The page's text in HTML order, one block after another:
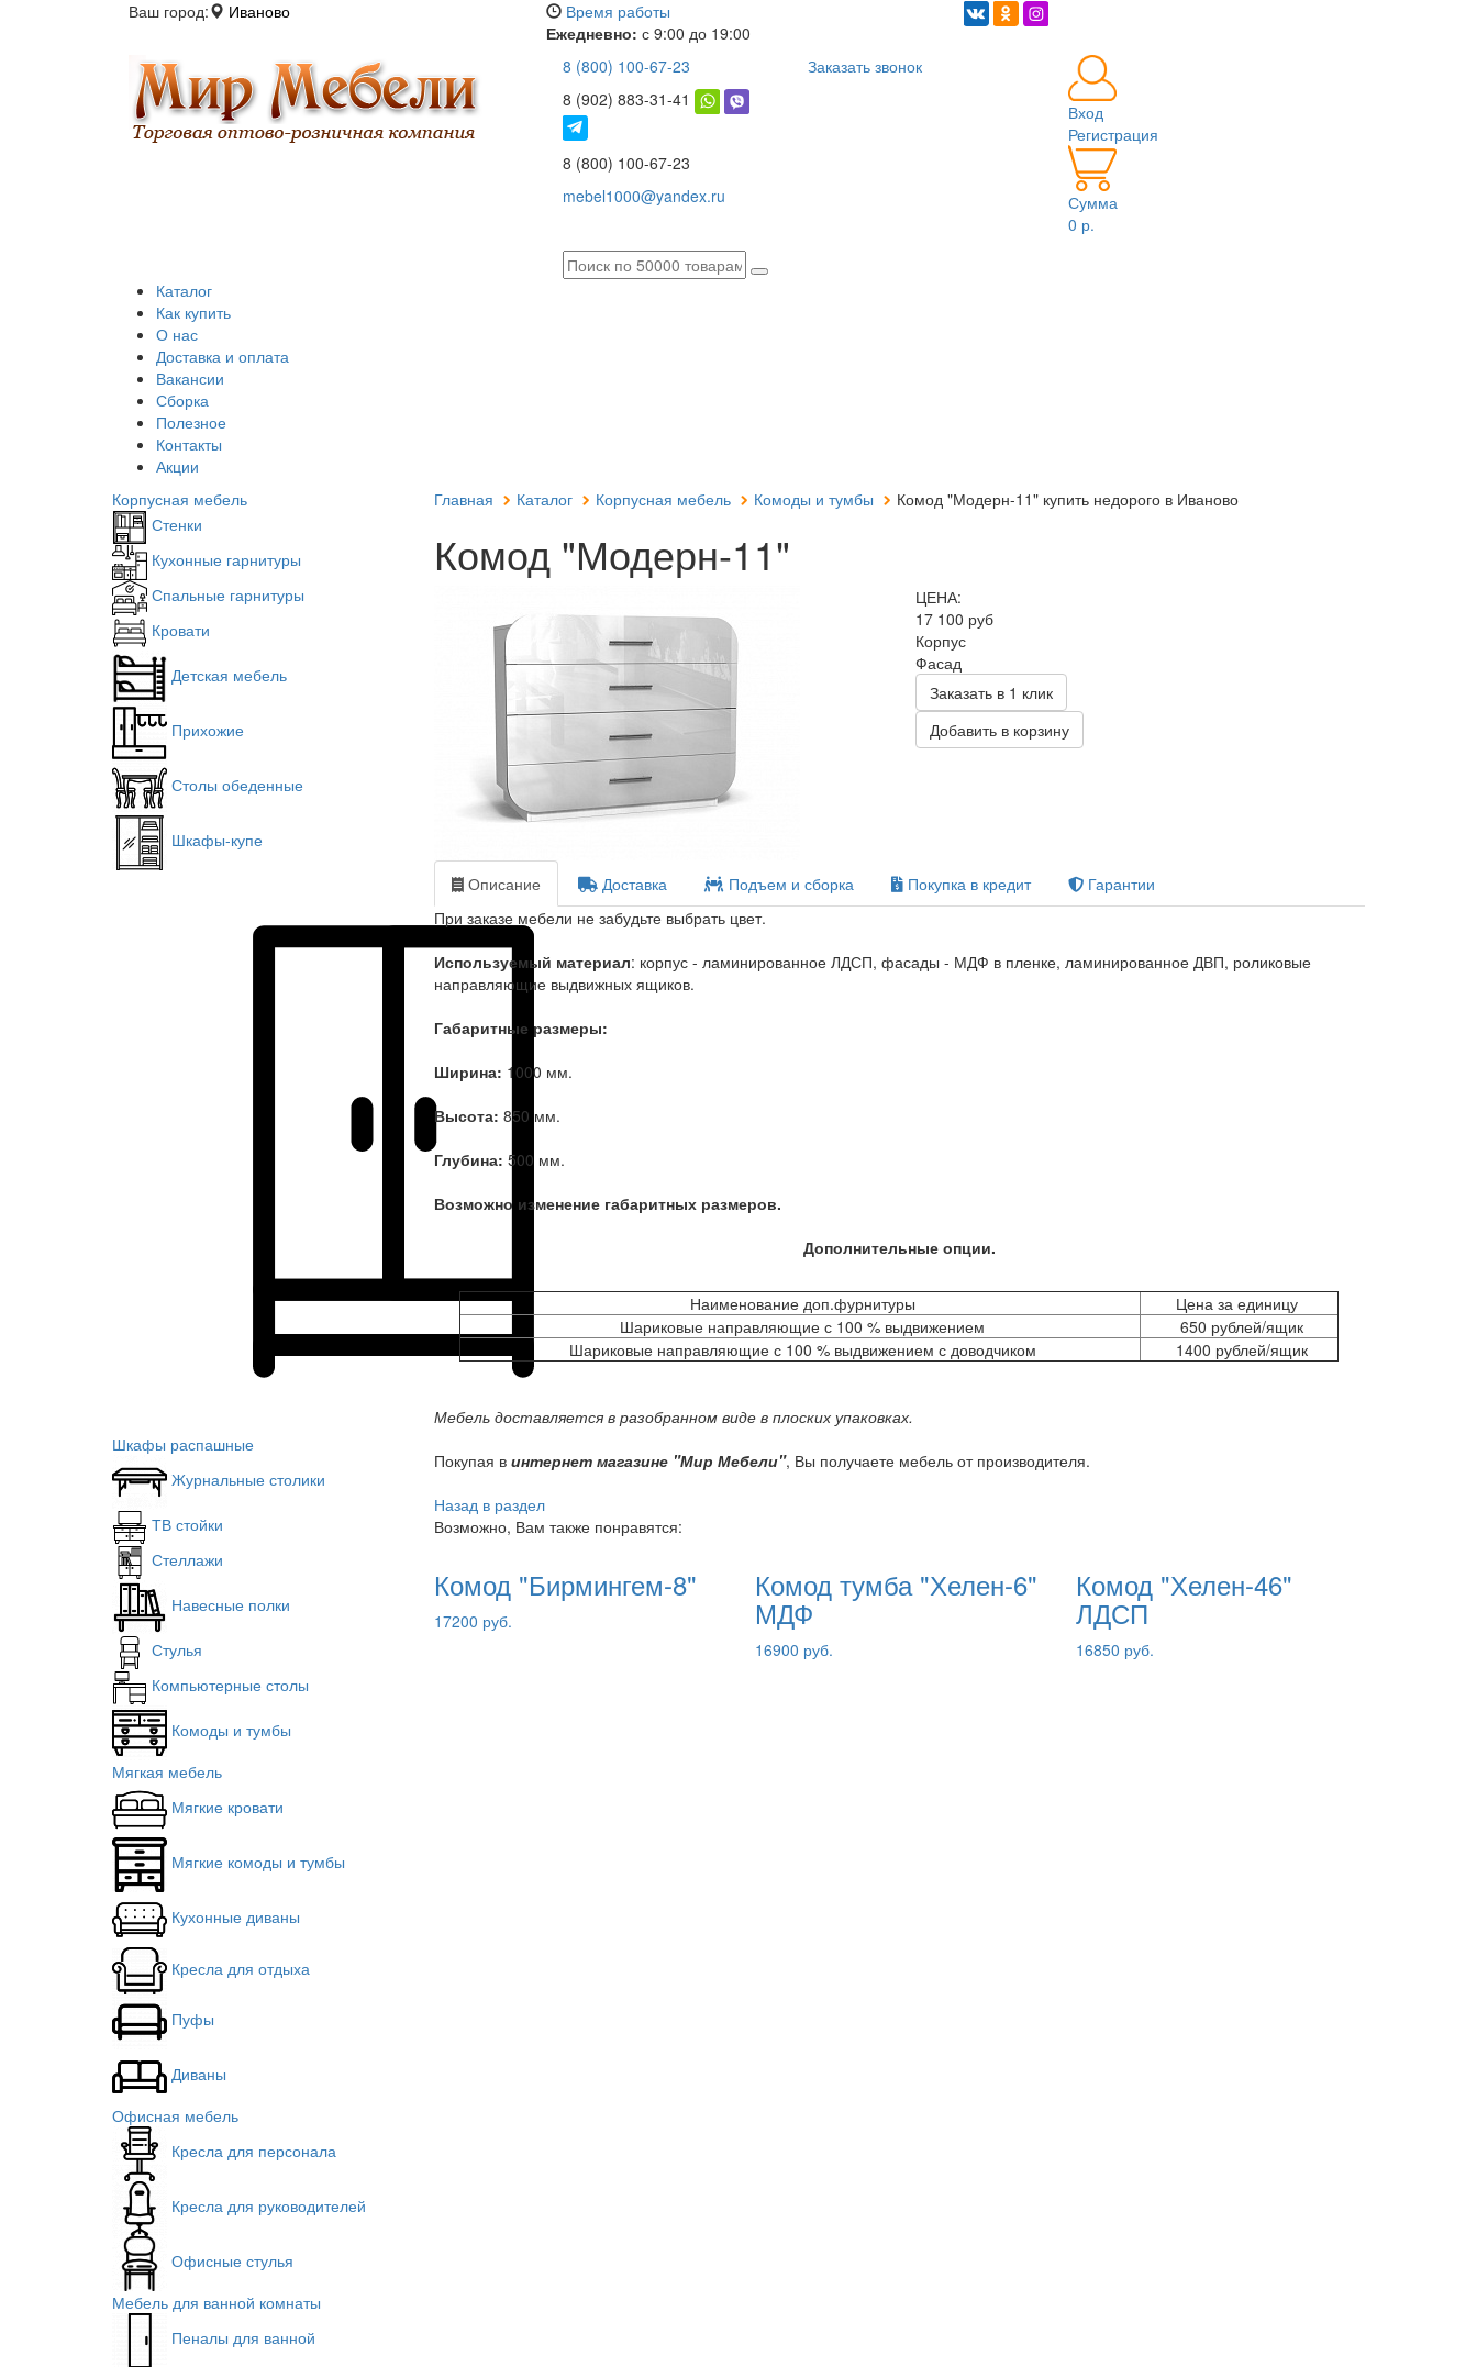
Ваш город: Иваново
Время работы
Ежедневно: с 9:00 до 19:00
8 (800) 100-67-23
8 (902) 883-31-41
8 (800) 100-67-23
mebel1000@yandex.ru
Заказать звонок
Вход
Регистрация
Сумма
0 р.
Каталог
Как купить
О нас
Доставка и оплата
Вакансии
Сборка
Полезное
Контакты
Акции
Корпусная мебель
Стенки
Кухонные гарнитуры
Спальные гарнитуры
Кровати
Детская мебель
Прихожие
Столы обеденные
Шкафы-купе
Шкафы распашные
Журнальные столики
ТВ стойки
Стеллажи
Навесные полки
Стулья
Компьютерные столы
Комоды и тумбы
Мягкая мебель
Мягкие кровати
Мягкие комоды и тумбы
Кухонные диваны
Кресла для отдыха
Пуфы
Диваны
Офисная мебель
Кресла для персонала
Кресла для руководителей
Офисные стулья
Мебель для ванной комнаты
Пеналы для ванной
Главная Каталог Корпусная мебель Комоды и тумбы Комод "Модерн-11" купить недорого в Иваново
Комод "Модерн-11"
ЦЕНА:
17 100 руб
Корпус
Фасад
Заказать в 1 клик
Добавить в корзину
Описание Доставка Подъем и сборка Покупка в кредит
Гарантии
При заказе мебели не забудьте выбрать цвет.
Используемый материал: корпус - ламинированное ЛДСП, фасады - МДФ в пленке, ламинированное ДВП, роликовые
направляющие выдвижных ящиков.
Габаритные размеры:
Ширина: 1000 мм.
Высота: 850 мм.
Глубина: 500 мм.
Возможно изменение габаритных размеров.
Дополнительные опции.
Наименование доп.фурнитуры
Цена за единицу
Шариковые направляющие с 100 % выдвижением
650 рублей/ящик
Шариковые направляющие с 100 % выдвижением с доводчиком
1400 рублей/ящик
Мебель доставляется в разобранном виде в плоских упаковках.
Покупая в интернет магазине "Мир Мебели", Вы получаете мебель от производителя.
Назад в раздел
Возможно, Вам также понравятся:
Комод "Бирмингем-8"
17200 руб.
Комод тумба "Хелен-6"
МДФ
16900 руб.
Комод "Хелен-46"
ЛДСП
16850 руб.